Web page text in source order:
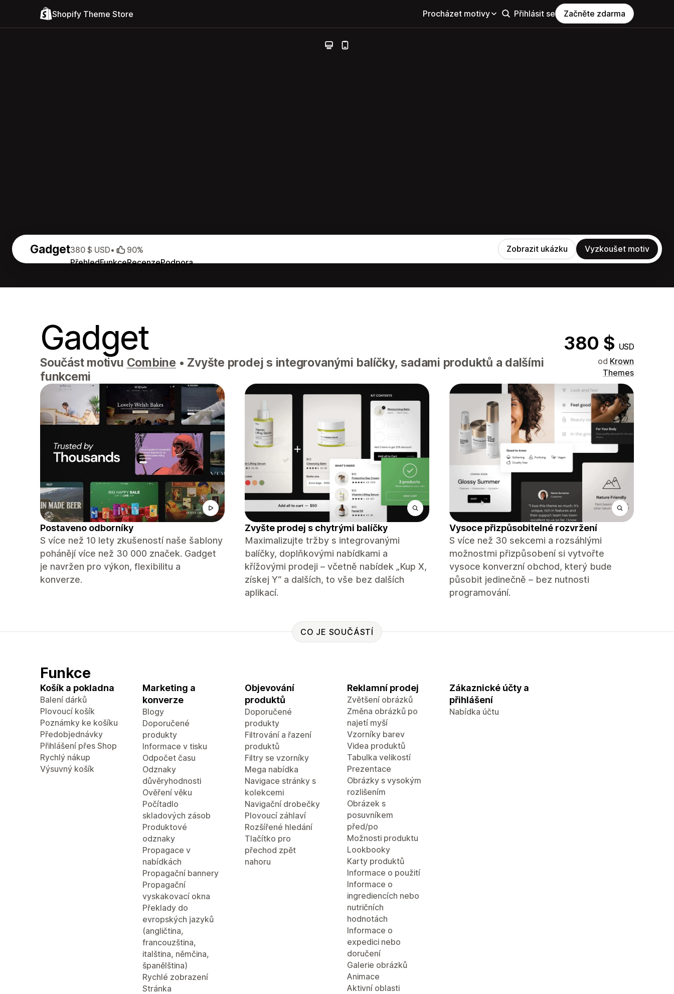
Shopify Theme Store Procházet motivy Přihlásit se Začněte zdarma
Gadget
PřehledFunkceRecenzePodpora
380 $ USD• 90% Zobrazit ukázku Vyzkoušet motiv
Gadget 380 $ USD
Součást motivu Combine • Zvyšte prodej s integrovanými balíčky, sadami produktů a dalšími
funkcemi
od Krown
Themes
Postaveno odborníky
S více než 10 lety zkušeností naše šablony
pohánějí více než 30 000 značek. Gadget
je navržen pro výkon, flexibilitu a
konverze.
Zvyšte prodej s chytrými balíčky
Maximalizujte tržby s integrovanými
balíčky, doplňkovými nabídkami a
křížovými prodeji – včetně nabídek „Kup X,
získej Y“ a dalších, to vše bez dalších
aplikací.
Vysoce přizpůsobitelné rozvržení
S více než 30 sekcemi a rozsáhlými
možnostmi přizpůsobení si vytvořte
vysoce konverzní obchod, který bude
působit jedinečně – bez nutnosti
programování.
CO JE SOUČÁSTÍ
Funkce
Košík a pokladna
Balení dárků
Plovoucí košík
Poznámky ke košíku
Předobjednávky
Přihlášení přes Shop
Rychlý nákup
Výsuvný košík
Marketing a
konverze
Blogy
Doporučené
produkty
Informace v tisku
Odpočet času
Odznaky
důvěryhodnosti
Ověření věku
Počítadlo
skladových zásob
Produktové
odznaky
Propagace v
nabídkách
Propagační bannery
Propagační
vyskakovací okna
Překlady do
evropských jazyků
(angličtina,
francouzština,
italština, němčina,
španělština)
Rychlé zobrazení
Stránka
Objevování
produktů
Doporučené
produkty
Filtrování a řazení
produktů
Filtry se vzorníky
Mega nabídka
Navigace stránky s
kolekcemi
Navigační drobečky
Plovoucí záhlaví
Rozšířené hledání
Tlačítko pro
přechod zpět
nahoru
Reklamní prodej
Zvětšení obrázků
Změna obrázků po
najetí myší
Vzorníky barev
Videa produktů
Tabulka velikostí
Prezentace
Obrázky s vysokým
rozlišením
Obrázek s
posuvníkem
před/po
Možnosti produktu
Lookbooky
Karty produktů
Informace o použití
Informace o
ingrediencích nebo
nutričních
hodnotách
Informace o
expedici nebo
doručení
Galerie obrázků
Animace
Aktivní oblasti
Zákaznické účty a
přihlášení
Nabídka účtu